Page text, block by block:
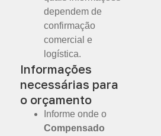
dependem de
confirmação
comercial e
logística.
Informações
necessárias para
o orçamento
Informe onde o
Compensado